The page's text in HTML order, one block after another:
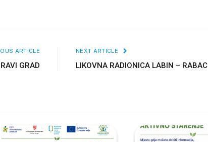
ARTICLE
GRAD
NEXT ARTICLE
LIKOVNA RADIONICA LABIN – RABAC